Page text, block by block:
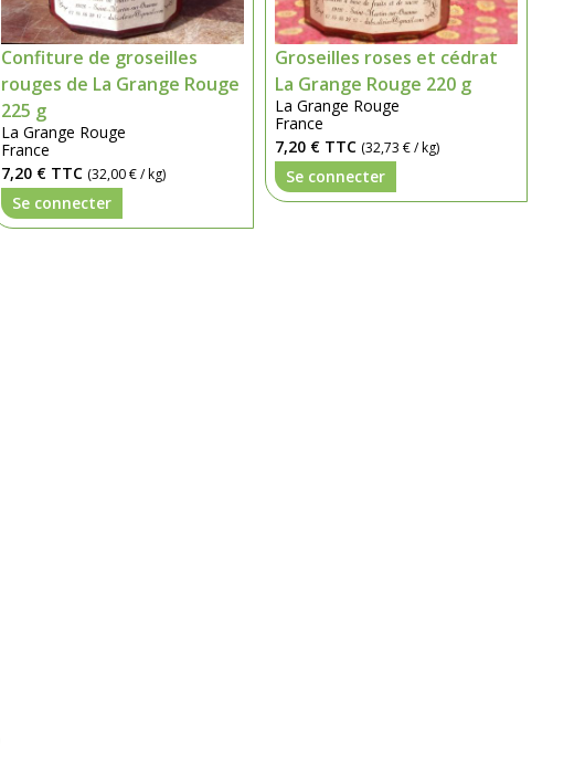
Confiture de groseilles
rouges de La Grange Rouge
225 g
La Grange Rouge
France
7,20 € TTC (32,00 € / kg)
Se connecter
Groseilles roses et cédrat
La Grange Rouge 220 g
La Grange Rouge
France
7,20 € TTC (32,73 € / kg)
Se connecter